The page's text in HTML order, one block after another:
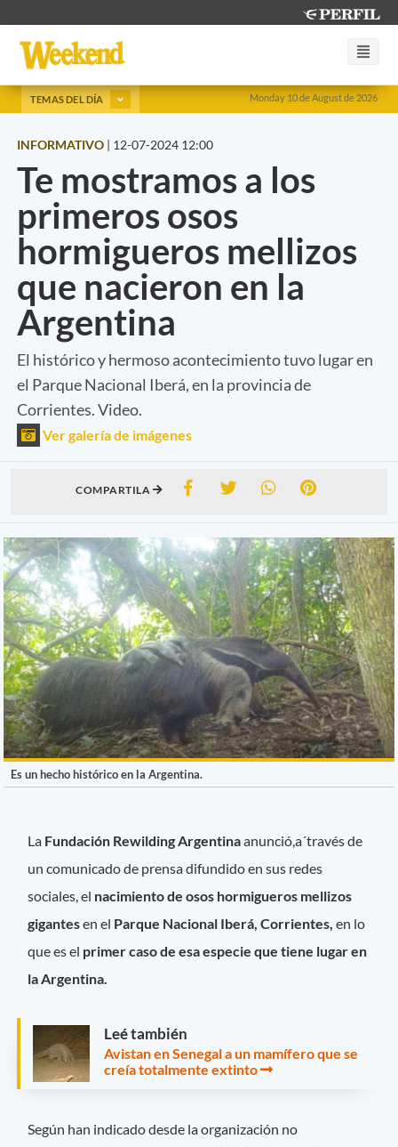
Monday 10 de August de 2026
TEMAS DEL DÍA
INFORMATIVO | 12-07-2024 12:00
Te mostramos a los
primeros osos
hormigueros mellizos
que nacieron en la
Argentina
El histórico y hermoso acontecimiento tuvo lugar en
el Parque Nacional Iberá, en la provincia de
Corrientes. Video.
Ver galería de imágenes
COMPARTILA
Es un hecho histórico en la Argentina.
La Fundación Rewilding Argentinaanunció,a´través de
un comunicado de prensa difundido en sus redes
sociales, el nacimiento de osos hormigueros mellizos
gigantesen el Parque Nacional Iberá, Corrientes, en lo
que es el primer caso de esa especie que tiene lugar en
la Argentina.
Leé también
Avistan en Senegal a un mamífero que se
creía totalmente extinto
Según han indicado desde la organización no